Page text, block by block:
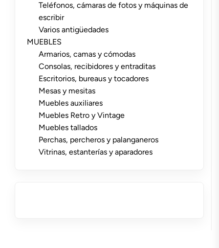
Teléfonos, cámaras de fotos y máquinas de
escribir
Varios antigüedades
MUEBLES
Armarios, camas y cómodas
Consolas, recibidores y entraditas
Escritorios, bureaus y tocadores
Mesas y mesitas
Muebles auxiliares
Muebles Retro y Vintage
Muebles tallados
Perchas, percheros y palanganeros
Vitrinas, estanterías y aparadores